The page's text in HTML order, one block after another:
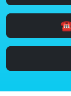
☎️